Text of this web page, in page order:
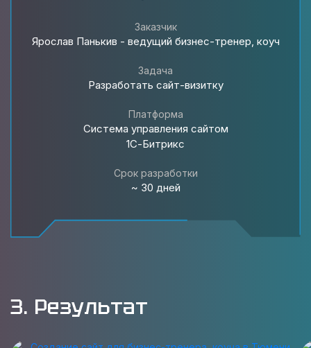
Заказчик
Ярослав Панькив - ведущий бизнес-тренер, коуч
Задача
Разработать cайт-визитку
Платформа
Система управления сайтом
1С-Битрикс
Срок разработки
~ 30 дней
3. Результат